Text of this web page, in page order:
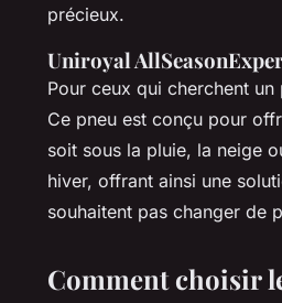
précieux.
Uniroyal
Pour ceux qui cherchent
Ce pneu est conçu pour
soit sous la pluie, la neige
hiver, offrant ainsi une
souhaitent pas changer de
Comment choisir